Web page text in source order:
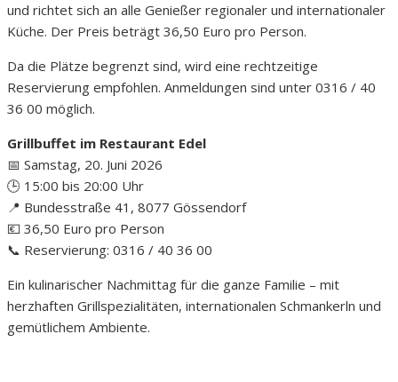
und richtet sich an alle Genießer regionaler und internationaler
Küche. Der Preis beträgt 36,50 Euro pro Person.
Da die Plätze begrenzt sind, wird eine rechtzeitige
Reservierung empfohlen. Anmeldungen sind unter 0316 / 40
36 00 möglich.
Grillbuffet im Restaurant Edel
📅 Samstag, 20. Juni 2026
🕒 15:00 bis 20:00 Uhr
📍 Bundesstraße 41, 8077 Gössendorf
💶 36,50 Euro pro Person
📞 Reservierung: 0316 / 40 36 00
Ein kulinarischer Nachmittag für die ganze Familie – mit
herzhaften Grillspezialitäten, internationalen Schmankerln und
gemütlichem Ambiente.